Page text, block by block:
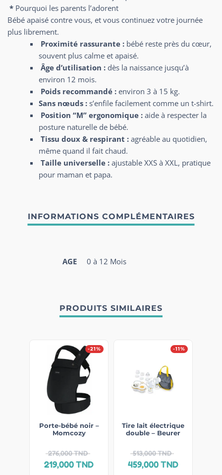
* Pourquoi les parents l’adorent
Bébé apaisé contre vous, et vous continuez votre journée
plus librement.
Proximité rassurante :bébé reste près du cœur,
souvent plus calme et apaisé.
Âge d’utilisation :dès la naissance jusqu’à
environ 12 mois.
Poids recommandé :environ 3 à 15 kg.
Sans nœuds :s’enfile facilement comme un t-shirt.
Position “M” ergonomique :aide à respecter la
posture naturelle de bébé.
Tissu doux & respirant :agréable au quotidien,
même quand il fait chaud.
Taille universelle :ajustable XXS à XXL, pratique
pour maman et papa.
AGE 0 à 12 Mois
PRODUITS SIMILAIRES
-21%
Porte-bébé noir –
Momcozy
276,000TND
219,000TND
-11%
Tire lait électrique
double – Beurer
513,000TND
459,000TND